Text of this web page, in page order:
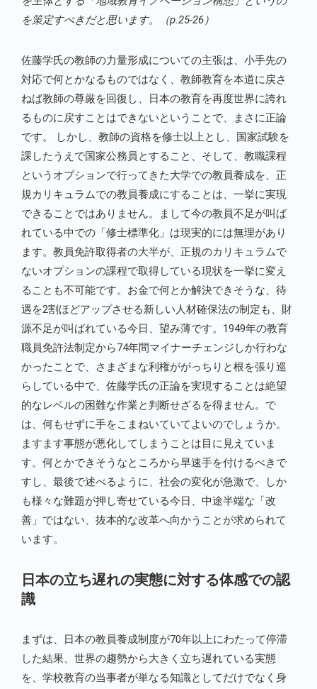
を策定すべきだと思います。（p.25-26）
佐藤学氏の教師の力量形成についての主張は、小手先の
対応で何とかなるものではなく、教師教育を本道に戻さ
ねば教師の尊厳を回復し、日本の教育を再度世界に誇れ
るものに戻すことはできないということで、まさに正論
です。 しかし、教師の資格を修士以上とし、国家試験を
課したうえで国家公務員とすること、そして、教職課程
というオプションで行ってきた大学での教員養成を、正
規カリキュラムでの教員養成にすることは、一挙に実現
できることではありません。まして今の教員不足が叫ば
れている中での「修士標準化」は現実的には無理があり
ます。教員免許取得者の大半が、正規のカリキュラムで
ないオプションの課程で取得している現状を一挙に変え
ることも不可能です。お金で何とか解決できそうな、待
遇を2割ほどアップさせる新しい人材確保法の制定も、財
源不足が叫ばれている今日、望み薄です。1949年の教育
職員免許法制定から74年間マイナーチェンジしか行わな
かったことで、さまざまな利権ががっちりと根を張り巡
らしている中で、佐藤学氏の正論を実現することは絶望
的なレベルの困難な作業と判断せざるを得ません。で
は、何もせずに手をこまねいていてよいのでしょうか。
ますます事態が悪化してしまうことは目に見えていま
す。何とかできそうなところから早速手を付けるべきで
すし、最後で述べるように、社会の変化が急激で、しか
も様々な難題が押し寄せている今日、中途半端な「改
善」ではない、抜本的な改革へ向かうことが求められて
います。
日本の立ち遅れの実態に対する体感での認
識
まずは、日本の教員養成制度が70年以上にわたって停滞
した結果、世界の趨勢から大きく立ち遅れている実態
を、学校教育の当事者が単なる知識としてだけでなく身